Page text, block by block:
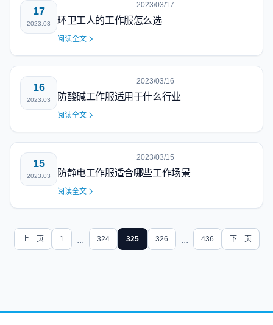
17
2023.03
2023/03/17
环卫工人的工作服怎么选
阅读全文
16
2023.03
2023/03/16
防酸碱工作服适用于什么行业
阅读全文
15
2023.03
2023/03/15
防静电工作服适合哪些工作场景
阅读全文
上一页 1 ... 324 325 326 ... 436 下一页